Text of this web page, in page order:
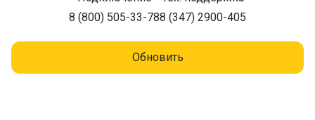
8 (800) 505-33-788 (347) 2900-405
Обновить